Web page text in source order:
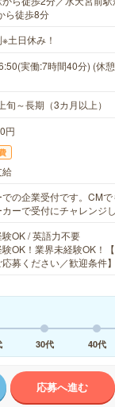
ら徒歩8分
土日休み！
実働:7時間40分) (
旬～長期（3カ月以上
円
給
での企業受付です。CM
カーで受付にチャレン
OK / 英語力不要
OK！業界未経験OK！
応募ください／歓迎条件
30代 40代
応募へ進む